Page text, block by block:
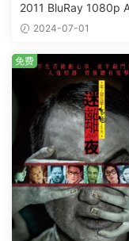
2011 BluRay 1080p
S-HD MA5.1-
2024-07-01
免费